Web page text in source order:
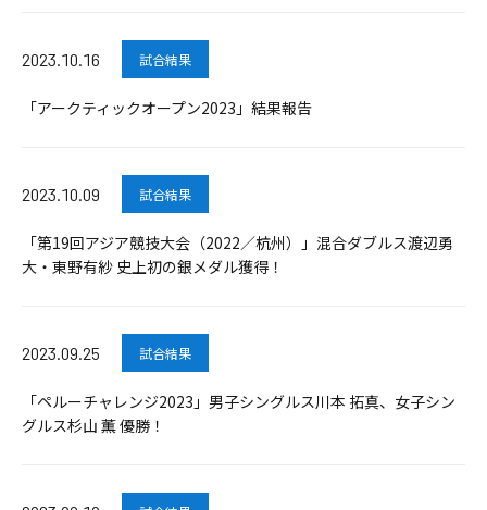
2023.10.16 試合結果
「アークティックオープン2023」結果報告
2023.10.09 試合結果
「第19回アジア競技大会（2022／杭州）」混合ダブルス渡辺勇
大・東野有紗 史上初の銀メダル獲得！
2023.09.25 試合結果
「ペルーチャレンジ2023」男子シングルス川本 拓真、女子シン
グルス杉山 薫 優勝！